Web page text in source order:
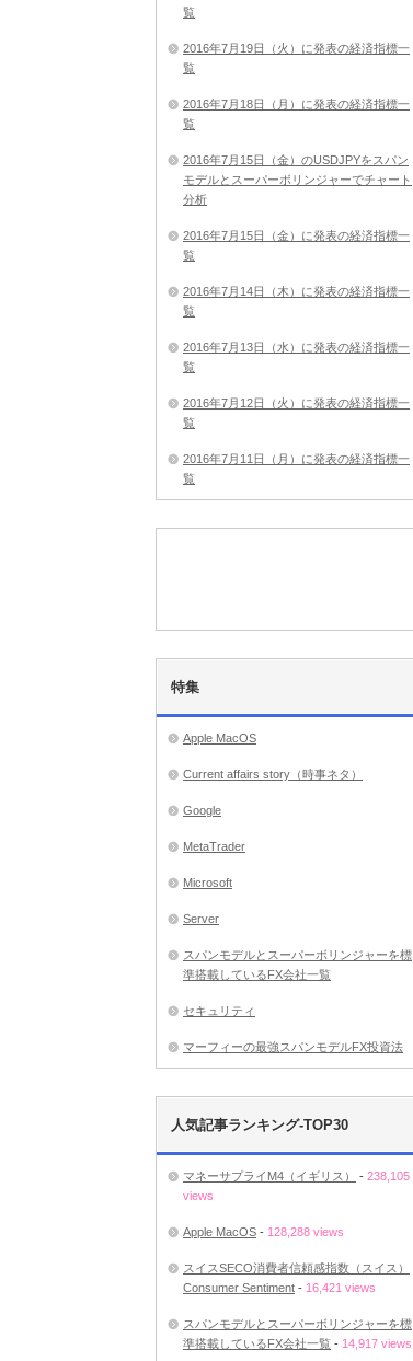
覧
2016年7月19日（火）に発表の経済指標一
覧
2016年7月18日（月）に発表の経済指標一
覧
2016年7月15日（金）のUSDJPYをスパン
モデルとスーパーボリンジャーでチャート
分析
2016年7月15日（金）に発表の経済指標一
覧
2016年7月14日（木）に発表の経済指標一
覧
2016年7月13日（水）に発表の経済指標一
覧
2016年7月12日（火）に発表の経済指標一
覧
2016年7月11日（月）に発表の経済指標一
覧
特集
Apple MacOS
Current affairs story（時事ネタ）
Google
MetaTrader
Microsoft
Server
スパンモデルとスーパーボリンジャーを標
準搭載しているFX会社一覧
セキュリティ
マーフィーの最強スパンモデルFX投資法
人気記事ランキング-TOP30
マネーサプライM4（イギリス） - 238,105
views
Apple MacOS - 128,288 views
スイスSECO消費者信頼感指数（スイス）
Consumer Sentiment - 16,421 views
スパンモデルとスーパーボリンジャーを標
準搭載しているFX会社一覧 - 14,917 views